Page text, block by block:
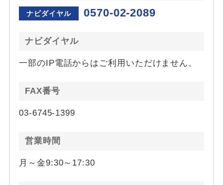
ナビダイヤル 0570-02-2089
ナビダイヤル
一部のIP電話からはご利用いただけません。
FAX番号
03-6745-1399
営業時間
月～金9:30～17:30